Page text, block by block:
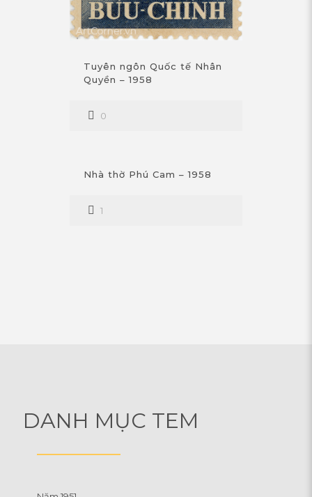
Tuyên ngôn Quốc tế Nhân
Quyền – 1958
0
Nhà thờ Phú Cam – 1958
1
DANH MỤC TEM